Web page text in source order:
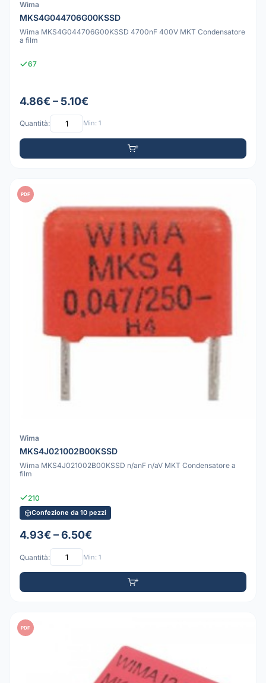
Wima
MKS4G044706G00KSSD
Wima MKS4G044706G00KSSD 4700nF 400V MKT Condensatore
a film
67
4.86€ – 5.10€
Quantità: Min: 1
PDF
Wima
MKS4J021002B00KSSD
Wima MKS4J021002B00KSSD n/anF n/aV MKT Condensatore a
film
210
Confezione da 10 pezzi
4.93€ – 6.50€
Quantità: Min: 1
PDF